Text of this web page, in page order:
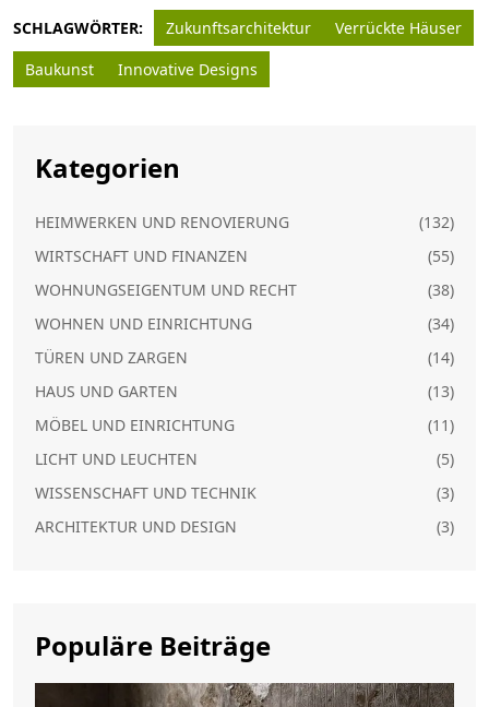
SCHLAGWÖRTER: Zukunftsarchitektur
Verrückte Häuser
Baukunst
Innovative Designs
Kategorien
HEIMWERKEN UND RENOVIERUNG
(132)
WIRTSCHAFT UND FINANZEN
(55)
WOHNUNGSEIGENTUM UND RECHT
(38)
WOHNEN UND EINRICHTUNG
(34)
TÜREN UND ZARGEN
(14)
HAUS UND GARTEN
(13)
MÖBEL UND EINRICHTUNG
(11)
LICHT UND LEUCHTEN
(5)
WISSENSCHAFT UND TECHNIK
(3)
ARCHITEKTUR UND DESIGN
(3)
Populäre Beiträge